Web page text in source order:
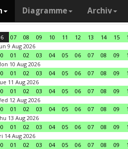
Diagramme Archiv
07 08 09 10 11 12 13 14 15
9 Aug 2026
01 02 03 04 05 06 07 08 09
10 Aug 2026
01 02 03 04 05 06 07 08 09
11 Aug 2026
01 02 03 04 05 06 07 08 09
12 Aug 2026
01 02 03 04 05 06 07 08 09
13 Aug 2026
01 02 03 04 05 06 07 08 09
14 Aug 2026
01 02 03 04 05 06 07 08 09